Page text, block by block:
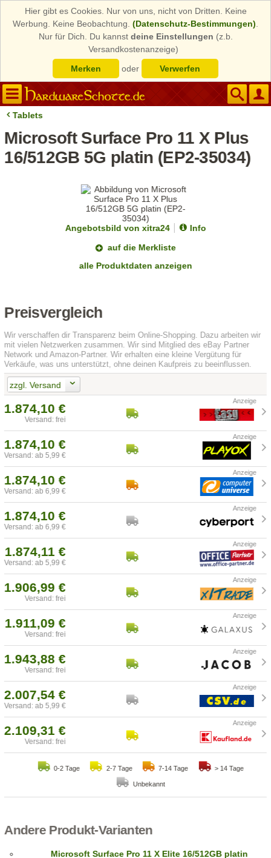
Hier gibt es Cookies. Nur von uns, nicht von Dritten. Keine
Werbung. Keine Beobachtung. (Datenschutz-Bestimmungen)
Nur für Dich. Du kannst deine Einstellungen (z.b.
Versandkostenanzeige)
Merken
oder Verwerfen
Tablets
Microsoft Surface Pro 11 X Plus
16/512GB 5G platin (EP2-35034)
Angebotsbild von xitra24
Info
auf die Merkliste
alle Produktdaten anzeigen
Preisvergleich
Wir verschaffen dir Transparenz beim Online-Shopping. Dazu arbeiten wir
mit vielen Netzwerken zusammen. Wir sind Mitglied des eBay Partner
Network und Amazon-Partner. Wir erhalten eine kleine Vergütung für
Verkäufe, was uns unterstützt, ohne deinen Kaufpreis zu beeinflussen.
zzgl. Versand
1.874,10 €
Versand: frei
1.874,10 €
Versand: ab 5,99 €
1.874,10 €
Versand: ab 6,99 €
1.874,10 €
Versand: ab 6,99 €
1.874,11 €
Versand: ab 5,99 €
1.906,99 €
Versand: frei
1.911,09 €
Versand: frei
1.943,88 €
Versand: frei
2.007,54 €
Versand: ab 5,99 €
2.109,31 €
Versand: frei
0-2 Tage 2-7 Tage 7-14 Tage > 14 Tage
Unbekannt
Andere Produkt-Varianten
Microsoft Surface Pro 11 X Elite 16/512GB platin